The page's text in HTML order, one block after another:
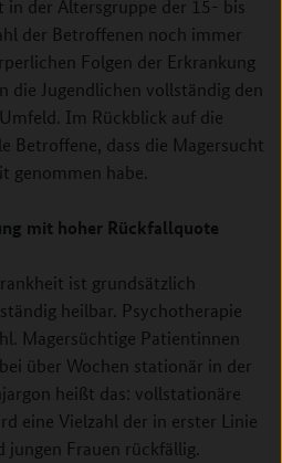
in der Altersgruppe der 15- bis
der Betroffenen noch immer
Folgen der Erkrankung
die Jugendlichen vollständig den
Im Rückblick auf die
Betroffene, dass die Magersucht
genommen habe.
mit hoher Rückfallquote
ist grundsätzlich
heilbar. Psychotherapie
Magersüchtige Patientinnen
über Wochen stationär in der
heißt das: vollstationäre
eine Vielzahl der in erster Linie
Frauen rückfällig.